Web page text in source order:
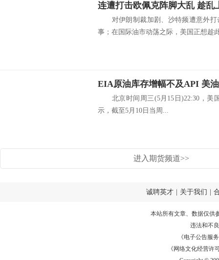
连遭打击欧佩克阵脚大乱 趁乱
对伊朗制裁加剧、沙特频遭意外打
事；在国际油市动荡之际，美国正想趁
EIA原油库存增幅不及API 美
北京时间周三(5月15日)22:30，美
示，截至5月10日当周...
进入期货频道>>
诚聘英才 关于我们
本站所有文章、数据仅供
违法和不
《电子公告服务
《网络文化经营许